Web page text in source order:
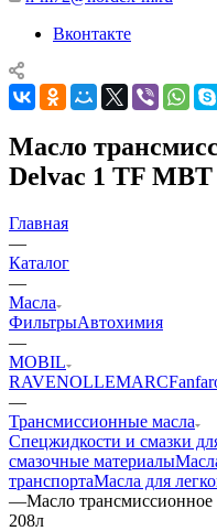
Вконтакте
Масло
Delvac 1 TF MBT
Главная
—
Каталог
—
Масла
ФильтрыАвтохимия
—
MOBIL
RAVENOLLEMARC
—
Трансмиссионные масла
Cпецжидкости и смазки
смазочные материалы
транспортаМасла для
—Масло
208л